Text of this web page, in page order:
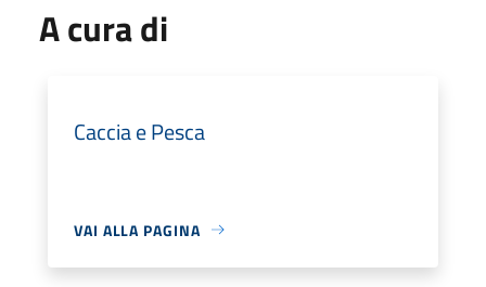
A cura di
Caccia e Pesca
VAI ALLA PAGINA